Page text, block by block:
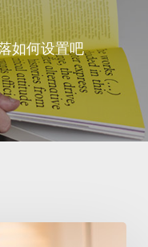
如何设置吧